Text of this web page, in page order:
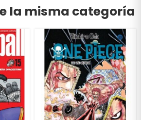
la misma categoría